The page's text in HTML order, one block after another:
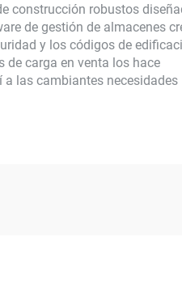
construcción robustos
de gestión de almacenes
y los códigos de
de carga en venta los hace
las cambiantes necesidades